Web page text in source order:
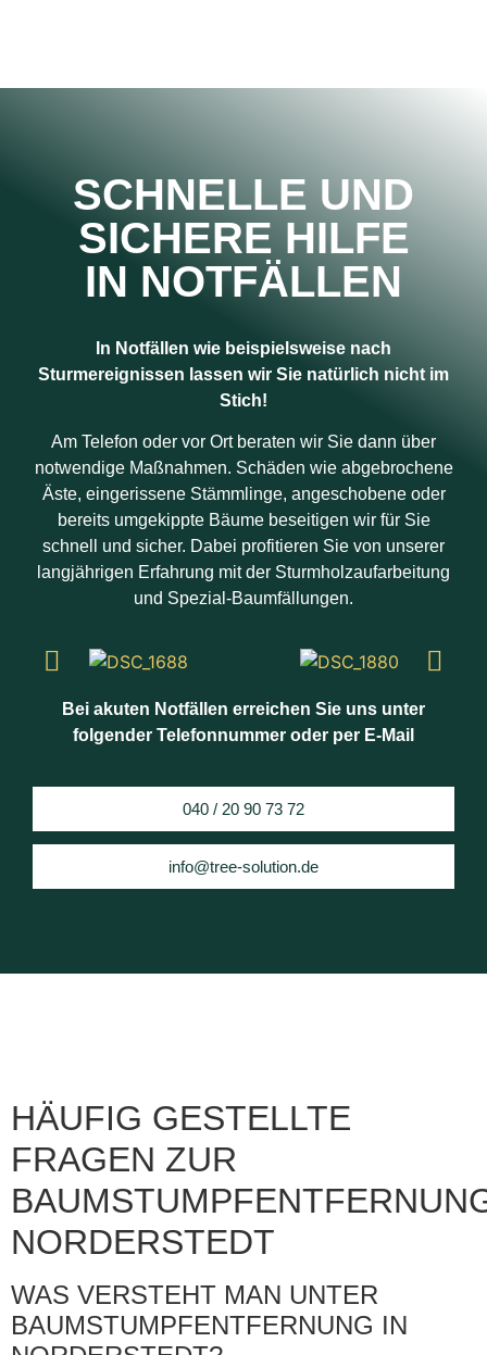
SCHNELLE UND
SICHERE HILFE
IN NOTFÄLLEN
In Notfällen wie beispielsweise nach
Sturmereignissen lassen wir Sie natürlich nicht im
Stich!
Am Telefon oder vor Ort beraten wir Sie dann über
notwendige Maßnahmen. Schäden wie abgebrochene
Äste, eingerissene Stämmlinge, angeschobene oder
bereits umgekippte Bäume beseitigen wir für Sie
schnell und sicher. Dabei profitieren Sie von unserer
langjährigen Erfahrung mit der Sturmholzaufarbeitung
und Spezial-Baumfällungen.
Bei akuten Notfällen erreichen Sie uns unter
folgender Telefonnummer oder per E-Mail
040 / 20 90 73 72
info@tree-solution.de
HÄUFIG GESTELLTE
FRAGEN ZUR
NORDERSTEDT
WAS VERSTEHT MAN UNTER
BAUMSTUMPFENTFERNUNG IN